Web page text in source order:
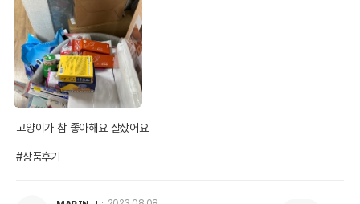
고양이가 참 좋아해요 잘샀어요
#상품후기